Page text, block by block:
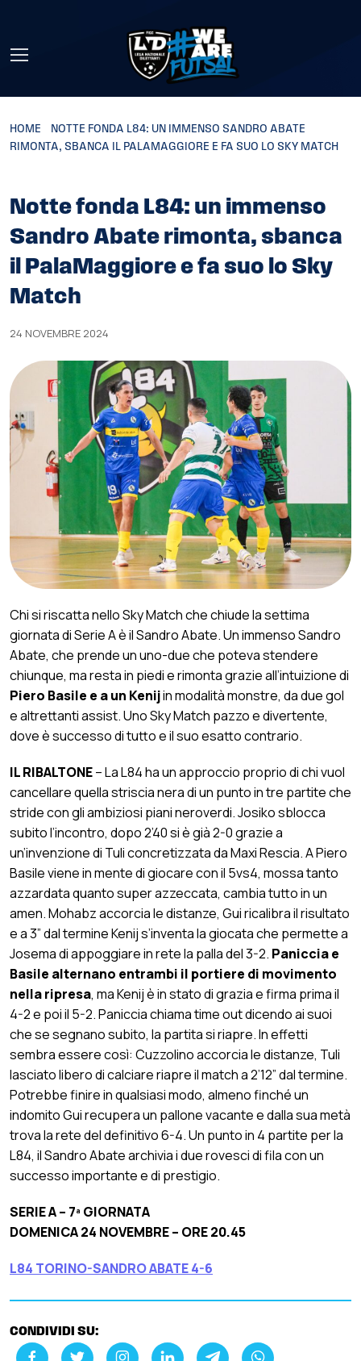
HOME
NOTTE FONDA L84: UN IMMENSO SANDRO ABATE
RIMONTA, SBANCA IL PALAMAGGIORE E FA SUO LO SKY MATCH
Notte fonda L84: un immenso
Sandro Abate rimonta, sbanca
il PalaMaggiore e fa suo lo Sky
Match
24 NOVEMBRE 2024
Chi si riscatta nello Sky Match che chiude la settima
giornata di Serie A è il Sandro Abate. Un immenso Sandro
Abate, che prende un uno-due che poteva stendere
chiunque, ma resta in piedi e rimonta grazie all’intuizione di
Piero Basile e a un Kenijin modalità monstre, da due gol
e altrettanti assist. Uno Sky Match pazzo e divertente,
dove è successo di tutto e il suo esatto contrario.
IL RIBALTONE– La L84 ha un approccio proprio di chi vuol
cancellare quella striscia nera di un punto in tre partite che
stride con gli ambiziosi piani neroverdi. Josiko sblocca
subito l’incontro, dopo 2’40 si è già 2-0 grazie a
un’invenzione di Tuli concretizzata da Maxi Rescia. A Piero
Basile viene in mente di giocare con il 5vs4, mossa tanto
azzardata quanto super azzeccata, cambia tutto in un
amen. Mohabz accorcia le distanze, Gui ricalibra il risultato
e a 3” dal termine Kenij s’inventa la giocata che permette a
Josema di appoggiare in rete la palla del 3-2. Paniccia e
Basile alternano entrambi il portiere di movimento
nella ripresa, ma Kenij è in stato di grazia e firma prima il
4-2 e poi il 5-2. Paniccia chiama time out dicendo ai suoi
che se segnano subito, la partita si riapre. In effetti
sembra essere così: Cuzzolino accorcia le distanze, Tuli
lasciato libero di calciare riapre il match a 2’12” dal termine.
Potrebbe finire in qualsiasi modo, almeno finché un
indomito Gui recupera un pallone vacante e dalla sua metà
trova la rete del definitivo 6-4. Un punto in 4 partite per la
L84, il Sandro Abate archivia i due rovesci di fila con un
successo importante e di prestigio.
SERIE A – 7ª GIORNATA
DOMENICA 24 NOVEMBRE – ORE 20.45
L84 TORINO-SANDRO ABATE 4-6
CONDIVIDI SU: